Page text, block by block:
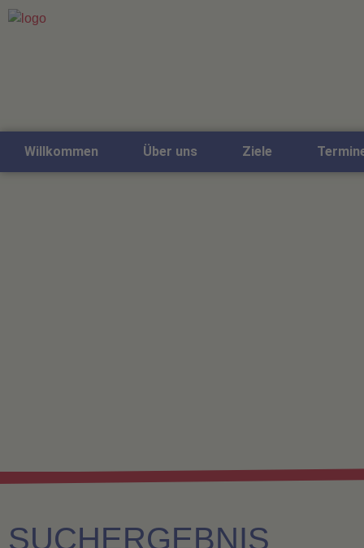
Willkommen Über uns Ziele
SUCHERGEBNIS